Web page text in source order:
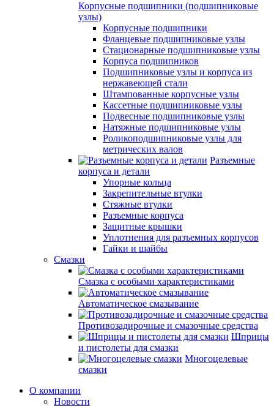
Корпусные подшипники (подшипниковые
узлы)
Корпусные подшипники
Фланцевые подшипниковые узлы
Стационарные подшипниковые узлы
Корпуса подшипников
Подшипниковые узлы и корпуса из
нержавеющей стали
Штампованные корпусные узлы
Кассетные подшипниковые узлы
Подвесные подшипниковые узлы
Натяжные подшипниковые узлы
Роликоподшипниковые узлы для
метрических валов
Разъемные
корпуса и детали
Упорные кольца
Закрепительные втулки
Стяжные втулки
Разъемные корпуса
Защитные крышки
Уплотнения для разъемных корпусов
Гайки и шайбы
Смазки
Смазка с особыми характеристиками
Автоматическое смазывание
Противозадирочные и смазочные средства
Шприцы
и пистолеты для смазки
Многоцелевые
смазки
О компании
Новости